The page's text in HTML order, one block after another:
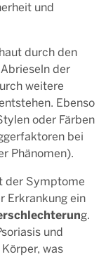
und
durch den
der
weitere
Ebenso
oder Färben
bei
Phänomen).
der Symptome
Erkrankung ein
g.
und
was